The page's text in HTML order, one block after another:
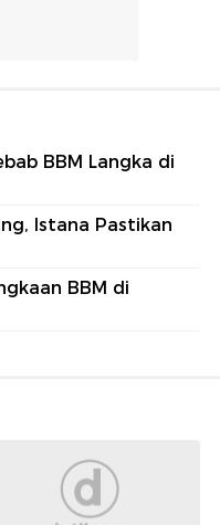
BBM Langka di
Istana Pastikan
BBM di